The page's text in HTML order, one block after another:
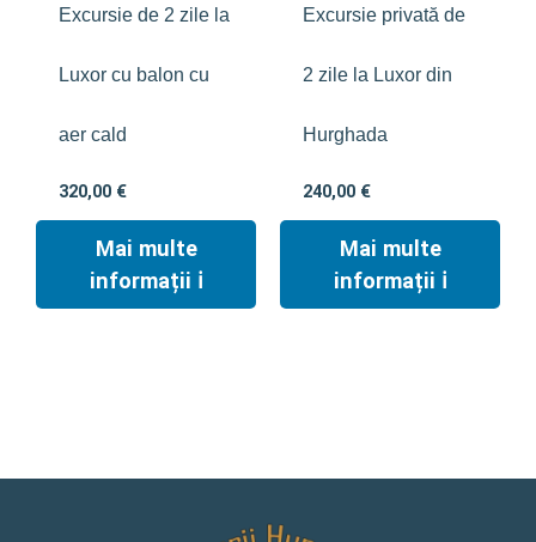
Excursie de 2 zile la
Luxor cu balon cu
aer cald
320,00 €
Mai multe
informații ℹ︎
Excursie privată de
2 zile la Luxor din
Hurghada
240,00 €
Mai multe
informații ℹ︎